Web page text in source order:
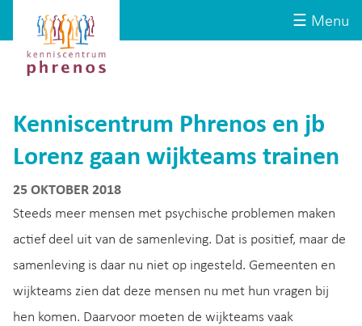
☰ Menu
Kenniscentrum
Phrenos
website
Kenniscentrum Phrenos en jb
Lorenz gaan wijkteams trainen
25 OKTOBER 2018
Steeds meer mensen met psychische problemen maken
actief deel uit van de samenleving. Dat is positief, maar de
samenleving is daar nu niet op ingesteld. Gemeenten en
wijkteams zien dat deze mensen nu met hun vragen bij
hen komen. Daarvoor moeten de wijkteams vaak